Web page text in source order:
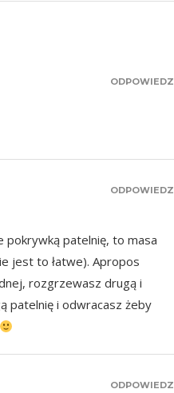
ODPOWIEDZ
pokrywką patelnię, to masa
jest to łatwe). Apropos
rozgrzewasz drugą i
patelnię i odwracasz żeby
ODPOWIEDZ
ODPOWIEDZ